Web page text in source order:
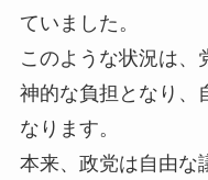
ていました。
このような状況は、
神的な負担となり、
なります。
本来、政党は自由な